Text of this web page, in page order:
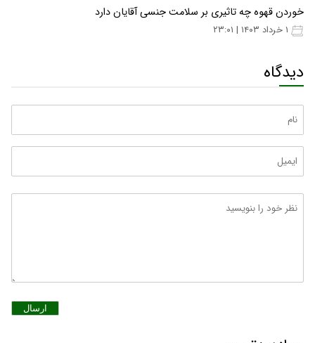
خوردن قهوه چه تاثیری بر سلامت جنسی آقایان دارد
دیدگاه
ارسال